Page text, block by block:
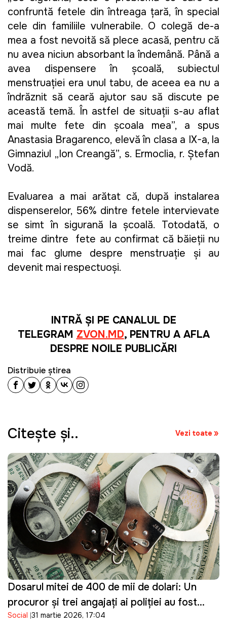
confruntă fetele din întreaga țară, în special
cele din familiile vulnerabile. O colegă de-a
mea a fost nevoită să plece acasă, pentru că
nu avea niciun absorbant la îndemână. Până a
avea dispensere în școală, subiectul
menstruației era unul tabu, de aceea ea nu a
îndrăznit să ceară ajutor sau să discute pe
această temă. În astfel de situații s-au aflat
mai multe fete din școala mea”, a spus
Anastasia Bragarenco, elevă în clasa a IX-a, la
Gimnaziul „Ion Creangă”, s. Ermoclia, r. Ștefan
Vodă.
Evaluarea a mai arătat că, după instalarea
dispenserelor, 56% dintre fetele intervievate
se simt în siguranță la școală. Totodată, o
treime dintre  fete au confirmat că băieții nu
mai fac glume despre menstruație și au
devenit mai respectuoși.
INTRĂ ȘI PE CANALUL DE
TELEGRAM ZVON.MD, PENTRU A AFLA
DESPRE NOILE PUBLICĂRI
Distribuie știrea
Citeşte şi.. Vezi toate
Dosarul mitei de 400 de mii de dolari: Un
procuror și trei angajați ai poliției au fost
reținuți
Social 31 martie 2026, 17:04